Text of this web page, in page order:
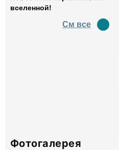
вселенной!
См все
Фотогалерея